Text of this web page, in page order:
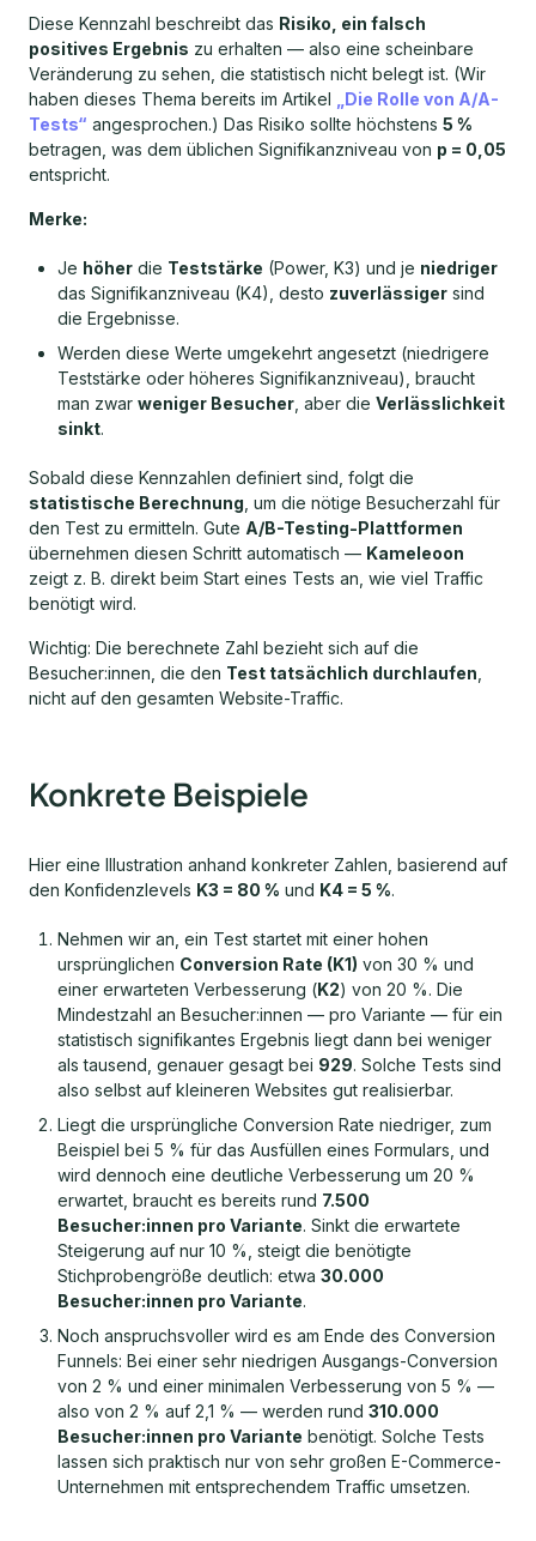
Diese Kennzahl beschreibt das Risiko, ein falsch
positives Ergebnis zu erhalten — also eine scheinbare
Veränderung zu sehen, die statistisch nicht belegt ist. (Wir
haben dieses Thema bereits im Artikel
„Die Rolle von A/A-
Tests“ angesprochen.) Das Risiko sollte höchstens 5 %
betragen, was dem üblichen Signifikanzniveau von p = 0,05
entspricht.
Merke:
Je höher die Teststärke (Power, K3) und je niedriger
das Signifikanzniveau (K4), desto zuverlässiger sind
die Ergebnisse.
Werden diese Werte umgekehrt angesetzt (niedrigere
Teststärke oder höheres Signifikanzniveau), braucht
man zwar weniger Besucher , aber die Verlässlichkeit
sinkt.
Sobald diese Kennzahlen definiert sind, folgt die
statistische Berechnung , um die nötige Besucherzahl für
den Test zu ermitteln. Gute A/B-Testing-Plattformen
übernehmen diesen Schritt automatisch — Kameleoon
zeigt z. B. direkt beim Start eines Tests an, wie viel Traffic
benötigt wird.
Wichtig: Die berechnete Zahl bezieht sich auf die
Besucher:innen, die den Test tatsächlich durchlaufen
nicht auf den gesamten Website-Traffic.
Konkrete Beispiele
Hier eine Illustration anhand konkreter Zahlen, basierend auf
den Konfidenzlevels K3 = 80 % und K4 = 5 %.
Nehmen wir an, ein Test startet mit einer hohen
ursprünglichen Conversion Rate (K1) von 30 % und
einer erwarteten Verbesserung (K2) von 20 %. Die
Mindestzahl an Besucher:innen — pro Variante — für ein
statistisch signifikantes Ergebnis liegt dann bei weniger
als tausend, genauer gesagt bei 929. Solche Tests sind
also selbst auf kleineren Websites gut realisierbar.
Liegt die ursprüngliche Conversion Rate niedriger, zum
Beispiel bei 5 % für das Ausfüllen eines Formulars, und
wird dennoch eine deutliche Verbesserung um 20 %
erwartet, braucht es bereits rund 7.500
Besucher:innen pro Variante. Sinkt die erwartete
Steigerung auf nur 10 %, steigt die benötigte
Stichprobengröße deutlich: etwa 30.000
Besucher:innen pro Variante.
Noch anspruchsvoller wird es am Ende des Conversion
Funnels: Bei einer sehr niedrigen Ausgangs-Conversion
von 2 % und einer minimalen Verbesserung von 5 % —
also von 2 % auf 2,1 % — werden rund 310.000
Besucher:innen pro Variante benötigt. Solche Tests
lassen sich praktisch nur von sehr großen E-Commerce-
Unternehmen mit entsprechendem Traffic umsetzen.